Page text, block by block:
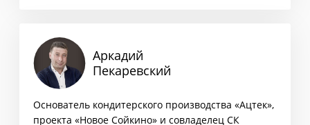
Аркадий
Пекаревский
Основатель кондитерского производства «Ацтек»,
проекта «Новое Сойкино» и совладелец СК